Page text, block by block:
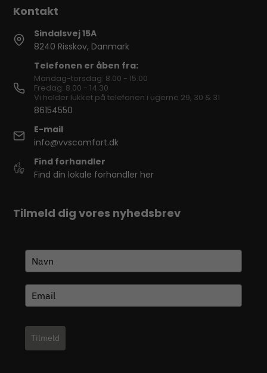
Sindalsvej 15A
8240 Risskov, Danmark
Telefonen er åben fra:
Mandag-torsdag: 8.00 - 15.00
Fredag: 8.00 - 14.30
Vi holder lukket på telefonen i ugerne 29, 30 & 31
86154550
E-mail
info@vvscomfort.dk
Find forhandler
Find din lokale forhandler her
Tilmeld dig vores nyhedsbrev
Tilmeld